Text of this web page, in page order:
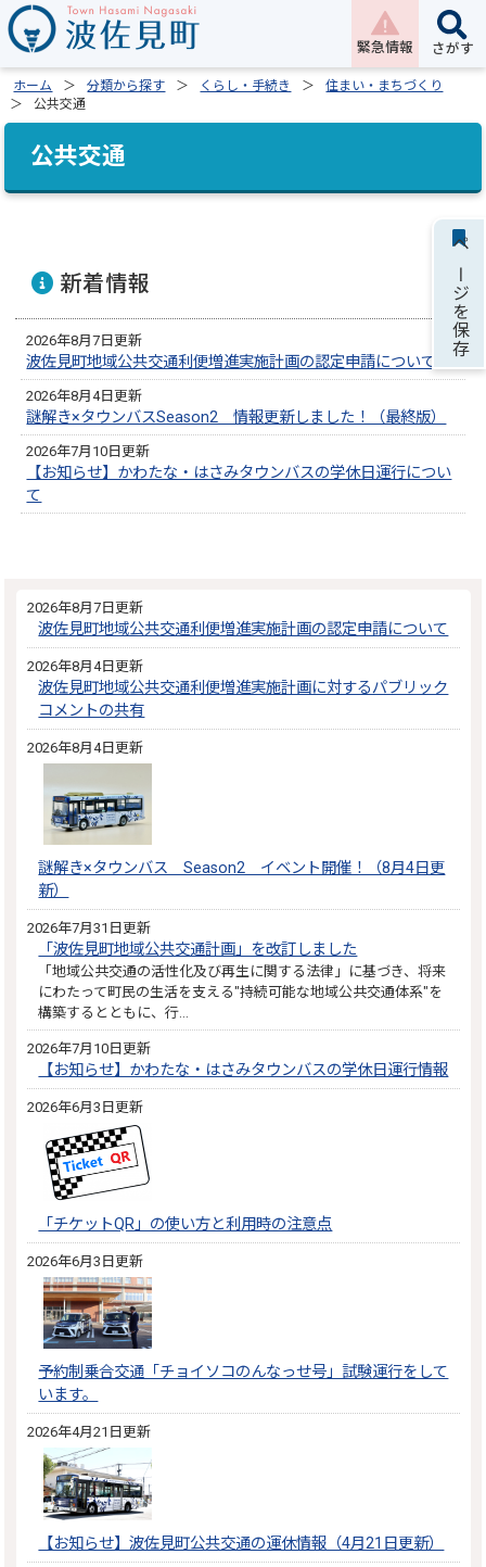
緊急情報 さがす
ホーム 分類から探す くらし・手続き
住まい・まちづくり
公共交通
公共交通
新着情報
2026年8月7日更新
波佐見町地域公共交通利便増進実施計画の認定申請について
2026年8月4日更新
謎解き×タウンバスSeason2 情報更新しました！（最終版）
2026年7月10日更新
【お知らせ】かわたな・はさみタウンバスの学休日運行につい
て
2026年8月7日更新
波佐見町地域公共交通利便増進実施計画の認定申請について
2026年8月4日更新
波佐見町地域公共交通利便増進実施計画に対するパブリック
コメントの共有
2026年8月4日更新
謎解き×タウンバス Season2 イベント開催！（8月4日更
新）
2026年7月31日更新
「波佐見町地域公共交通計画」を改訂しました
「地域公共交通の活性化及び再生に関する法律」に基づき、将来
にわたって町民の生活を支える"持続可能な地域公共交通体系"を
構築するとともに、行…
2026年7月10日更新
【お知らせ】かわたな・はさみタウンバスの学休日運行情報
2026年6月3日更新
「チケットQR」の使い方と利用時の注意点
2026年6月3日更新
予約制乗合交通「チョイソコのんなっせ号」試験運行をして
います。
2026年4月21日更新
【お知らせ】波佐見町公共交通の運休情報（4月21日更新）
ページを保存